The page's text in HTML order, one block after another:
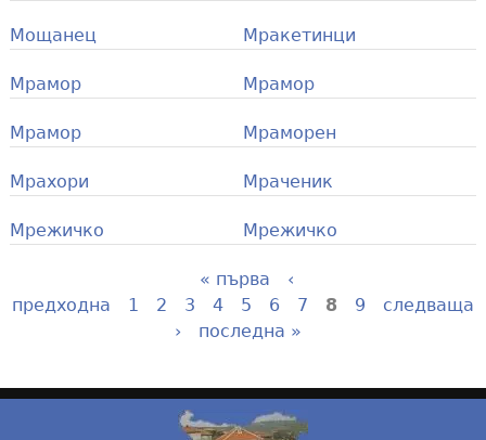
Мощанец Мракетинци
Мрамор Мрамор
Мрамор Мраморен
Мрахори Мраченик
Мрежичко Мрежичко
P
e
« първа
‹
предходна
1 2 3 4 5 6 7 8 9
следваща
›
последна »